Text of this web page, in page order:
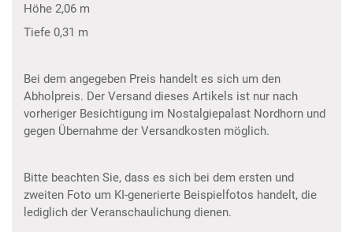
Höhe 2,06 m
Tiefe 0,31 m
Bei dem angegeben Preis handelt es sich um den
Abholpreis. Der Versand dieses Artikels ist nur nach
vorheriger Besichtigung im Nostalgiepalast Nordhorn und
gegen Übernahme der Versandkosten möglich.
Bitte beachten Sie, dass es sich bei dem ersten und
zweiten Foto um KI-generierte Beispielfotos handelt, die
lediglich der Veranschaulichung dienen.